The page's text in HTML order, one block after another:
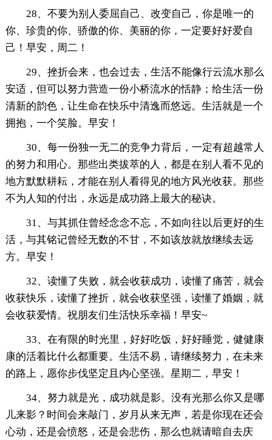
28、不要为别人委屈自己、改变自己，你是唯一的
你、珍贵的你、骄傲的你、美丽的你，一定要好好爱自
己！早安，周二！
29、挫折会来，也会过去，生活不能像行云流水那么
安适，但可以努力营造一份小桥流水的恬静；给生活一份
清新的韵色，让生命在快乐中清逸而悠远。生活就是一个
拥抱，一个笑脸。早安！
30、每一份独一无二的竞争力背后，一定有超越常人
的努力和用心。那些出类拔萃的人，都是在别人看不见的
地方默默耕耘，才能在别人看得见的地方风光收获。那些
不为人知的付出，永远是成功路上最大的秘诀。
31、与其抓住曾经念念不忘，不如向往以后更好的生
活，与其铭记曾经无数的不甘，不如该放就放继续去远
方。早安！
32、读懂了失败，就会收获成功，读懂了痛苦，就会
收获快乐，读懂了挫折，就会收获坚强，读懂了婚姻，就
会收获爱情。祝朋友们生活快乐幸福！早安~
33、在有限的时光里，好好吃饭，好好睡觉，健健康
康的活着比什么都重要。生活不易，请继续努力，在未来
的路上，愿你步伐坚定且内心坚强。星期二，早安！
34、努力就是光，成功就是影。没有光那么你又是哪
儿来影？时间会来敲门，岁月从来无声，若是你现在还会
心动，还是会愤怒，还是会悲伤，那么也就请暗自去庆